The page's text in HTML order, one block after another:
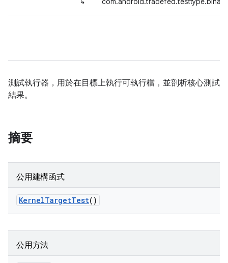
測試執行器，用於在目標上執行可執行檔，並剖析核心測試
結果。
摘要
公用建構函式
KernelTargetTest()
公用方法